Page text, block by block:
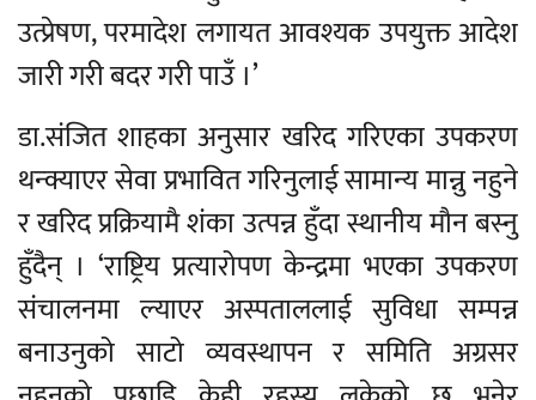
उत्प्रेषण, परमादेश लगायत आवश्यक उपयुक्त आदेश
जारी गरी बदर गरी पाउँ ।’
डा.संजित शाहका अनुसार खरिद गरिएका उपकरण
थन्क्याएर सेवा प्रभावित गरिनुलाई सामान्य मान्नु नहुने
र खरिद प्रक्रियामै शंका उत्पन्न हुँदा स्थानीय मौन बस्नु
हुँदैन् । ‘राष्ट्रिय प्रत्यारोपण केन्द्रमा भएका उपकरण
संचालनमा ल्याएर अस्पताललाई सुविधा सम्पन्न
बनाउनुको साटो व्यवस्थापन र समिति अग्रसर